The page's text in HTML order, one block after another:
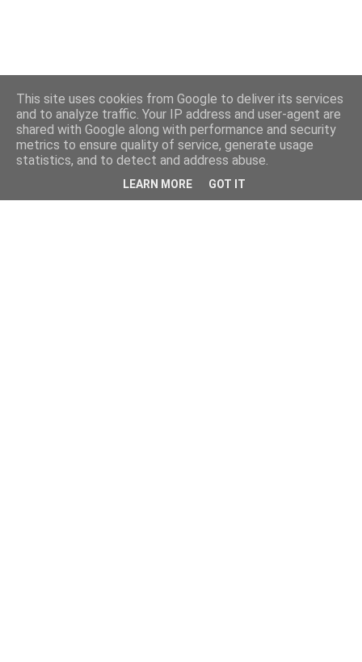
This site uses cookies from Google to deliver its services
and to analyze traffic. Your IP address and user-agent are
shared with Google along with performance and security
metrics to ensure quality of service, generate usage
statistics, and to detect and address abuse.
LEARN MORE GOT IT